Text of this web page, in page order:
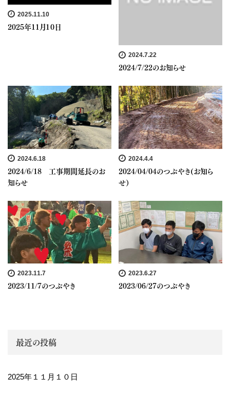
2025.11.10
2025年１１月１０日
2024.7.22
2024/7/22のお知らせ
2024.6.18
2024/6/18 工事期間延長のお
知らせ
2024.4.4
2024/04/04のつぶやき(お知ら
せ）
2023.11.7
2023/11/7のつぶやき
2023.6.27
2023/06/27のつぶやき
最近の投稿
2025年１１月１０日